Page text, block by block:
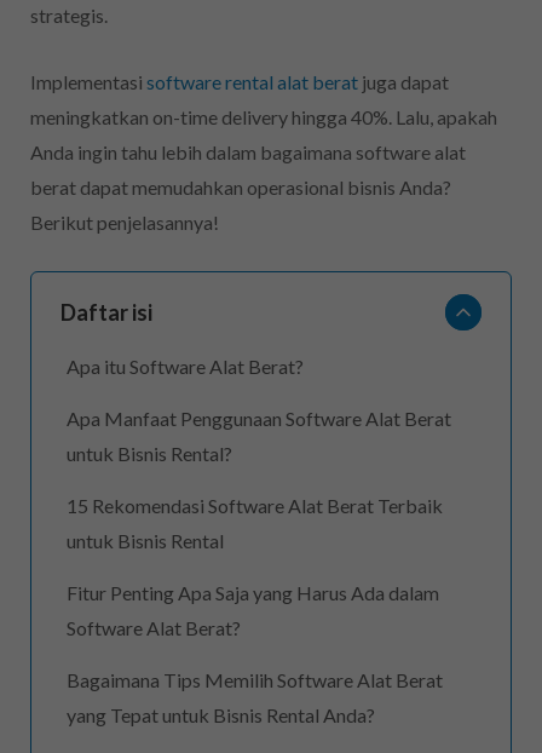
strategis.
Implementasi software rental alat berat juga dapat
meningkatkan on-time delivery hingga 40%. Lalu, apakah
Anda ingin tahu lebih dalam bagaimana software alat
berat dapat memudahkan operasional bisnis Anda?
Berikut penjelasannya!
Daftar isi
Apa itu Software Alat Berat?
Apa Manfaat Penggunaan Software Alat Berat
untuk Bisnis Rental?
15 Rekomendasi Software Alat Berat Terbaik
untuk Bisnis Rental
Fitur Penting Apa Saja yang Harus Ada dalam
Software Alat Berat?
Bagaimana Tips Memilih Software Alat Berat
yang Tepat untuk Bisnis Rental Anda?